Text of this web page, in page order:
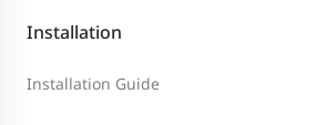
Installation
Installation Guide